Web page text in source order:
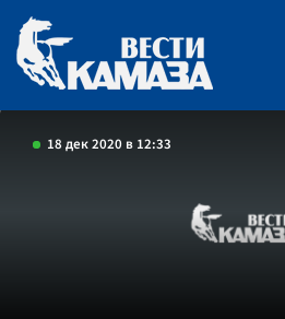
18 дек 2020 в 12:33